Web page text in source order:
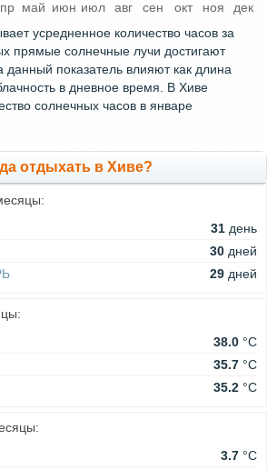
май июн июл авг сен окт ноя дек
усредненное количество часов за
прямые солнечные лучи достигают
данный показатель влияют как длина
в дневное время. В Хиве
солнечных часов в январе
отдыхать в Хиве?
31 день
30 дней
29 дней
38.0 °C
35.7 °C
35.2 °C
3.7 °C